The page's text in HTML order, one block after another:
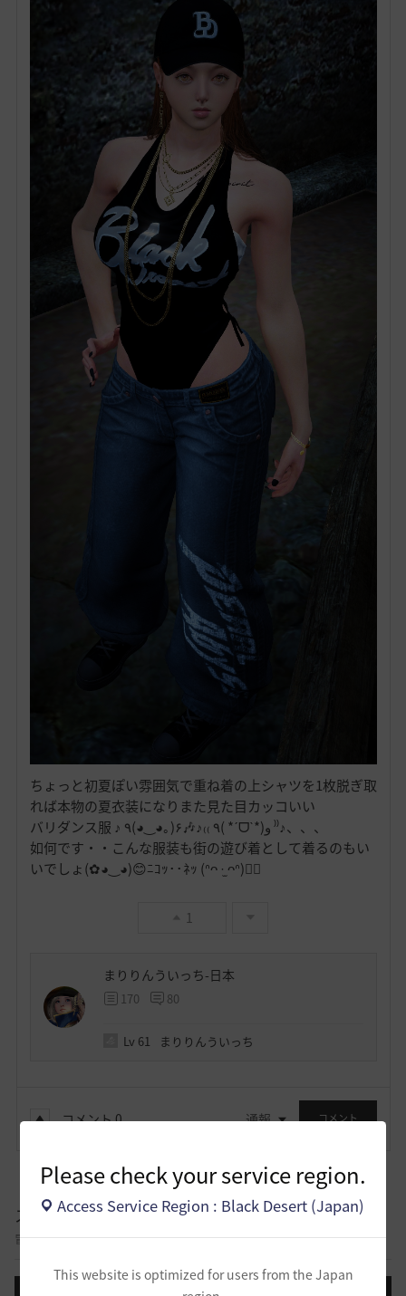
Please check your service region.
Access Service Region : Black Desert (Japan)
This website is optimized for users from the Japan
ちょっと初夏ぽい雰囲気で重ね着の上シャツを1枚脱ぎ取
れば本物の夏衣装になりまた見た目カッコいい
バリダンス服 ♪ ٩(◕‿◕｡)۶🎶♪₍₍ ٩( *ˊᗜˋ*)و ⁾⁾♪、、、
如何です・・こんな服装も街の遊び着として着るのもい
いでしょ(✿◕‿◕)😊ﾆｺｯ･･ﾈｯ (ᐢᴖ ·̫ ᴖᐢ)👍🏻
1
まりりんういっち-日本
170 80
Lv 61 まりりんういっち
コメント0 通報 コメント
スクリーンショット／映像
冒険に出て記録したスクリーンショットと映像を自慢できる掲示板です。